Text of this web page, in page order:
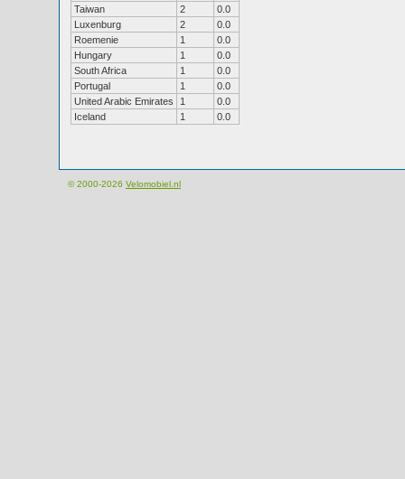
Taiwan
2
0.0
Luxenburg
2
0.0
Roemenie
1
0.0
Hungary
1
0.0
South Africa
1
0.0
Portugal
1
0.0
United Arabic Emirates
1
0.0
Iceland
1 0.0
© 2000-2026 Velomobiel.nl